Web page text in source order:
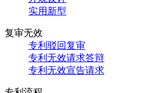
实用新型
复审无效
专利驳回复审
专利无效请求答辩
专利无效宣告请求